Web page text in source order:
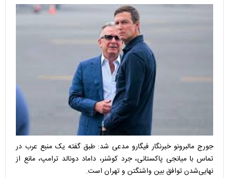
جورج مالبرونو خبرنگار فیگارو مدعی شد: طبق گفته یک منبع عرب در
تماس با میانجی پاکستانی، جرد کوشنر، داماد دونالد ترامپ، مانع از
نهایی‌شدن توافق بین واشنگتن و تهران است.